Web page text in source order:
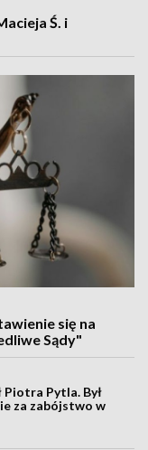
Ś. i
się na
Sądy"
Piotra Pytla. Był
za zabójstwo w